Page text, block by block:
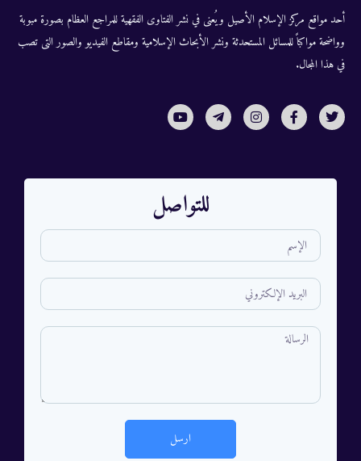
أحد مواقع مركز الإسلام الأصيل ويُعنى في نشر الفتاوى الفقهية للمراجع العظام بصورة مبوبة
وواضحة مواكباً للمسائل المستحدثة ونشر الأبحاث الإسلامية ومقاطع الفيديو والصور التى تصب
في هذا المجال.
للتواصل
ارسل